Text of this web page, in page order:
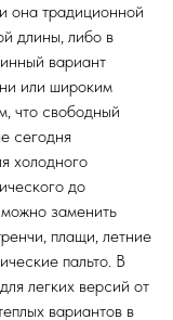
традиционной
длины, либо в
вариант
или широким
что свободный
сегодня
холодного
до
заменить
плащи, летние
пальто. В
легких версий от
вариантов в